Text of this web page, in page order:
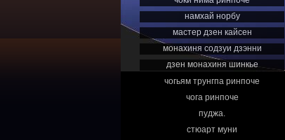
намхай норбу
мастер дзен кайсен
монахиня содзуи дзэнни
дзен монахиня шинкье
чогьям трунгпа ринпоче
чога ринпоче
пуджа.
стюарт муни